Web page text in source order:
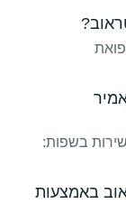
בשפות:
באמצעות